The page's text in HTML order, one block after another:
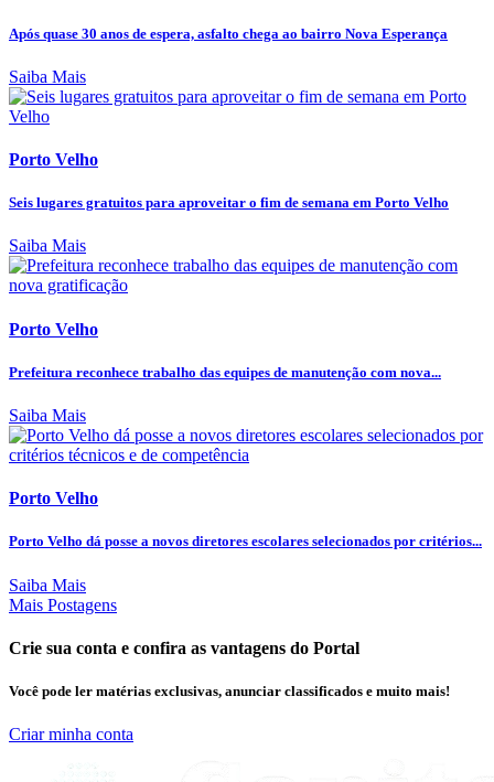
Após quase 30 anos de espera, asfalto chega ao bairro Nova Esperança
Saiba Mais
Porto Velho
Seis lugares gratuitos para aproveitar o fim de semana em Porto Velho
Saiba Mais
Porto Velho
Prefeitura reconhece trabalho das equipes de manutenção com nova...
Saiba Mais
Porto Velho
Porto Velho dá posse a novos diretores escolares selecionados por critérios...
Saiba Mais
Mais Postagens
Crie sua conta e confira as vantagens do Portal
Você pode ler matérias exclusivas, anunciar classificados e muito mais!
Criar minha conta